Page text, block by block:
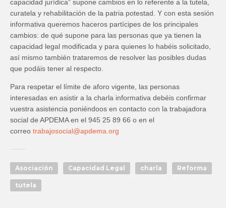
capacidad jurídica” supone cambios en lo referente a la tutela,
curatela y rehabilitación de la patria potestad. Y con esta sesión
informativa queremos haceros partícipes de los principales
cambios: de qué supone para las personas que ya tienen la
capacidad legal modificada y para quienes lo habéis solicitado,
así mismo también trataremos de resolver las posibles dudas
que podáis tener al respecto.
Para respetar el límite de aforo vigente, las personas
interesadas en asistir a la charla informativa debéis confirmar
vuestra asistencia poniéndoos en contacto con la trabajadora
social de APDEMA en el 945 25 89 66 o en el
correo trabajosocial@apdema.org
Asociación Capacidad Legal charla Reforma
tutela